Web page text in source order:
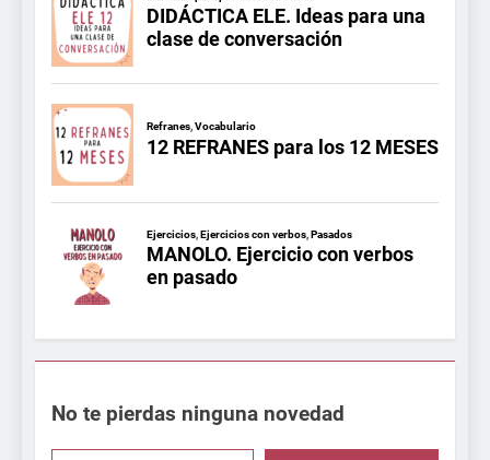
No te pierdas ninguna novedad
Escribe aquí tu email